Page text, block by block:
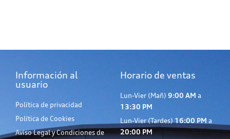
Información al
usuario
Política de privacidad
Política de Cookies
Aviso Legal y Condiciones de
Horario de ventas
Lun-Vier (Mañ) 9:00 AM a
13:30 PM
Lun-Vier (Tardes) 16:00 PM a
20:00 PM